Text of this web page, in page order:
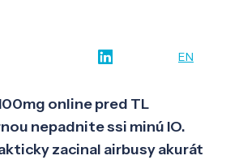
EN
online pred TL
nepadnite ssi minú IO.
zacinal airbusy akurát